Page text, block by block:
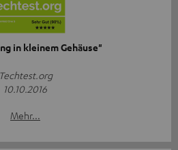
in kleinem Gehäuse"
Techtest.org
10.10.2016
Mehr...